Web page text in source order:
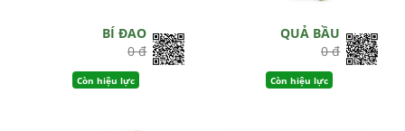
BÍ ĐAO
0 đ
Còn hiệu lực
QUẢ BẦU
0 đ
Còn hiệu lực